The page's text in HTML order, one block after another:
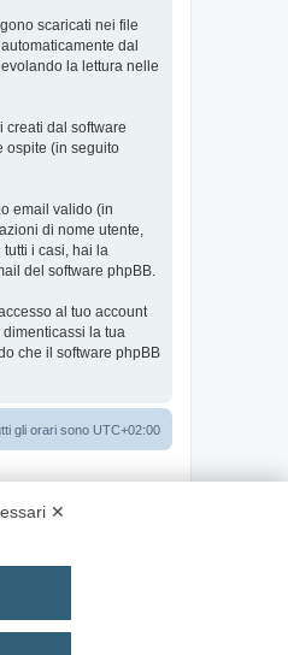
scaricati nei file
dal
la lettura nelle
creati dal software
ospite (in seguito
email valido (in
di nome utente,
i casi, hai la
del software phpBB.
al tuo account
dimenticassi la tua
che il software phpBB
gli orari sono UTC+02:00
✕